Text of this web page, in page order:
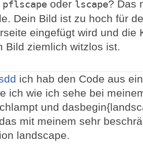
pflscape oder lscape? Das
Dein Bild ist zu hoch für
eingefügt wird und die
Bild ziemlich witzlos ist.
ich hab den Code aus
ich wie ich sehe bei
und
mit meinem sehr
landscape.